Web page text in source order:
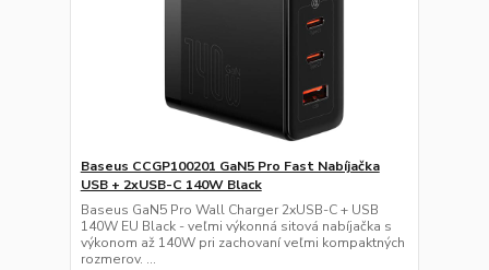
Baseus CCGP100201 GaN5 Pro Fast Nabíjačka
USB + 2xUSB-C 140W Black
Baseus GaN5 Pro Wall Charger 2xUSB-C + USB
140W EU Black - veľmi výkonná sitová nabíjačka s
výkonom až 140W pri zachovaní veľmi kompaktných
rozmerov. ...